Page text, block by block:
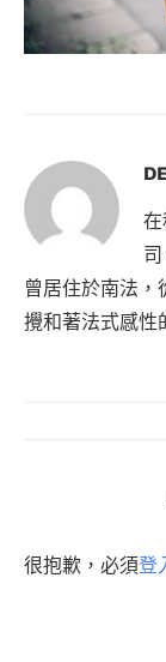
曾居住於南法，
攪和著法式感性
很抱歉，必須登